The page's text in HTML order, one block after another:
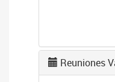
Reuniones